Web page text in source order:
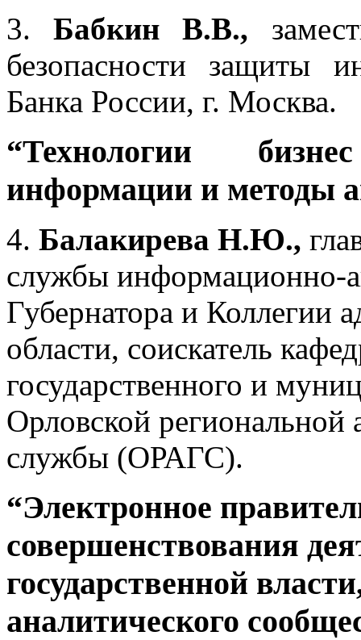
3.Бабкин В.В.,
безопасности защиты
Банка России, г. Москва.
“Технологии
информации и методы
4. Балакирева Н.Ю.,
службы информационно-
Губернатора и Коллегии
области, соискатель
государственного и
Орловской региональной
службы (ОРАГС).
“Электронное
совершенствования
государственной
аналитического